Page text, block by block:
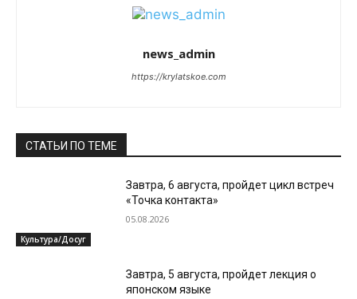
news_admin
https://krylatskoe.com
СТАТЬИ ПО ТЕМЕ
Культура/Досуг
Завтра, 6 августа, пройдет цикл встреч
«Точка контакта»
05.08.2026
Завтра, 5 августа, пройдет лекция о
японском языке